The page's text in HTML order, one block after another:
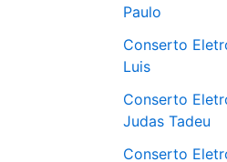
Paulo
Conserto
Luis
Conserto
Judas Tadeu
Conserto